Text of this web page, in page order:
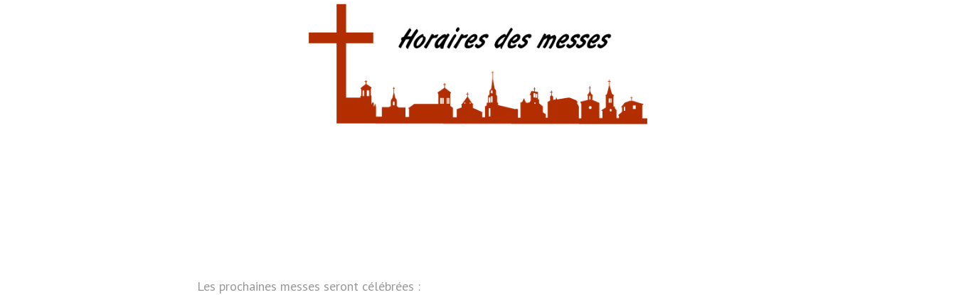
Les prochaines messes seront célébrées :